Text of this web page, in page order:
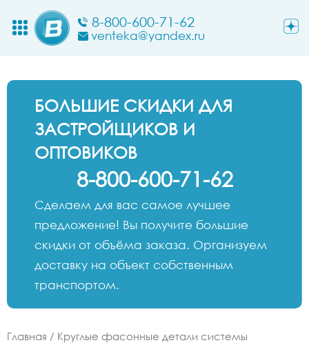
8-800-600-71-62
venteka@yandex.ru
БОЛЬШИЕ СКИДКИ ДЛЯ
ЗАСТРОЙЩИКОВ И
ОПТОВИКОВ
8-800-600-71-62
Сделаем для вас самое лучшее
предложение! Вы получите большие
скидки от объёма заказа. Организуем
доставку на объект собственным
транспортом.
Главная / Круглые фасонные детали системы